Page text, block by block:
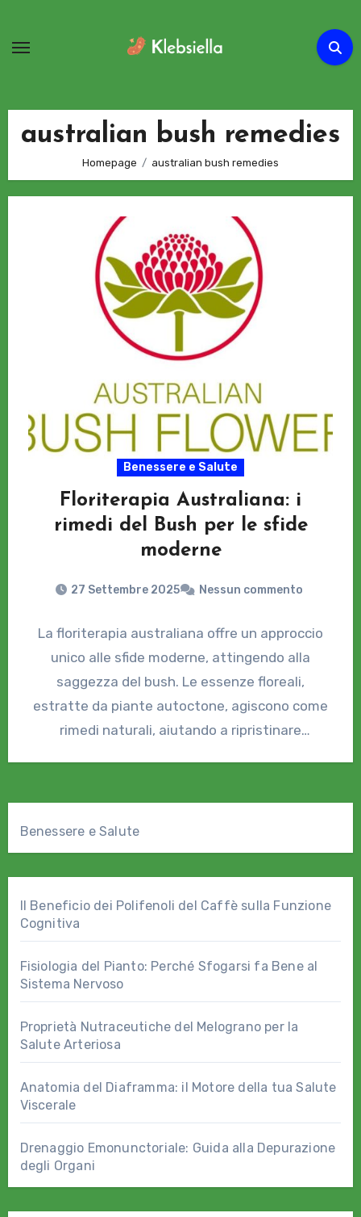
contenuto
australian bush remedies
Homepage australian bush remedies
Benessere e Salute
Floriterapia Australiana: i
rimedi del Bush per le sfide
moderne
27 Settembre 2025 Nessun commento
La floriterapia australiana offre un approccio
unico alle sfide moderne, attingendo alla
saggezza del bush. Le essenze floreali,
estratte da piante autoctone, agiscono come
rimedi naturali, aiutando a ripristinare
Benessere e Salute
Il Beneficio dei Polifenoli del Caffè sulla Funzione
Cognitiva
Fisiologia del Pianto: Perché Sfogarsi fa Bene al
Sistema Nervoso
Proprietà Nutraceutiche del Melograno per la
Salute Arteriosa
Anatomia del Diaframma: il Motore della tua Salute
Viscerale
Drenaggio Emonunctoriale: Guida alla Depurazione
degli Organi